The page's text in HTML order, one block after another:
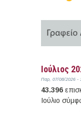
Ιούλιος
Παρ, 07/08/2026 -
43.396
Ιούλιο